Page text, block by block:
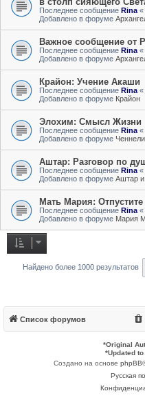
Последнее сообщение Rina «
Добавлено в форуме
Важное сообщение от
Последнее сообщение Rina «
Добавлено в форуме
Крайон: Учение Акаши
Последнее сообщение Rina «
Добавлено в форуме Крайон
Элохим: Смысл Жизни
Последнее сообщение Rina «
Добавлено в форуме
Аштар: Разговор по
Последнее сообщение Rina «
Добавлено в форуме Аштар
Мать Мария:
Последнее сообщение Rina «
Добавлено в форуме Мария
Найдено более 1000 результатов
Список форумов
*Original
*Updated
Создано на основе phpBB
Русская